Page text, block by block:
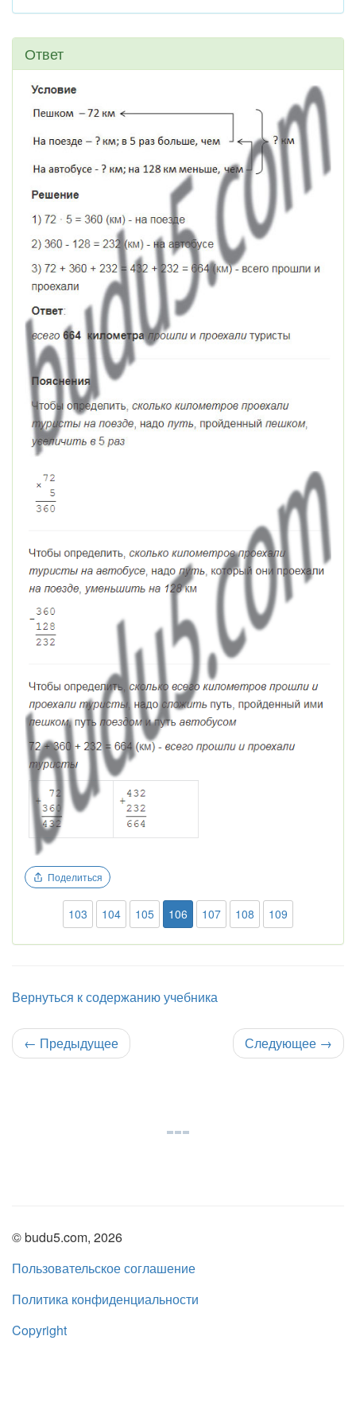
Ответ
Поделиться
103 104 105 106 107 108 109
Вернуться к содержанию учебника
← Предыдущее Следующее →
© budu5.com, 2026
Пользовательское соглашение
Политика конфиденциальности
Copyright